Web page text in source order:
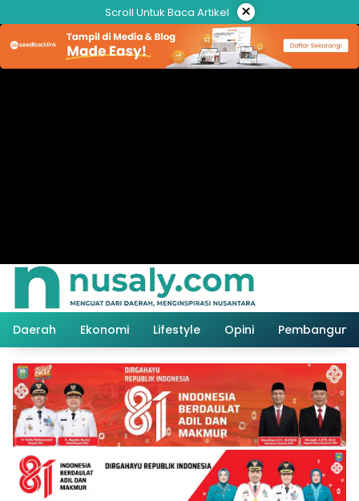
ke
konten
Scroll Untuk Baca Artikel ×
Daerah Ekonomi Lifestyle Opini